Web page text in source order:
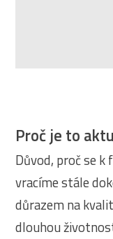
Proč je to
Důvod, proč se
vracíme stále
důrazem na
dlouhou